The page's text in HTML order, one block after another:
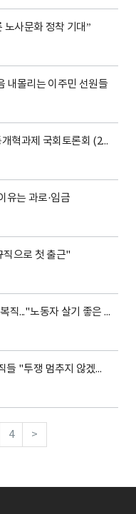
노사문화 정착 기대”
내몰리는 이주민 선원들
2022 가짜 3.3 노동실태 연구조사 노동개혁과제 국회토론회 (2023.01.17.)
유는 과로·임금
직으로 첫 출근"
한국지엠 비정규직, 기나긴 투쟁 끝에 복직..."노동자 살기 좋은 세상 오기를"
정규직 전환 꿈 이룬 한국지엠 비정규직들 "투쟁 멈추지 않겠다''
4 >